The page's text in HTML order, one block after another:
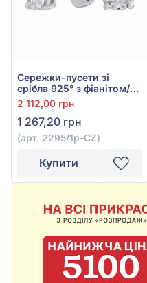
Сережки-пусети зі
срібла 925° з фіанітом/
куб.цирконієм, арт.
2295/1р-CZ
2 112,00 грн
1 267,20 грн
(арт. 2295/1р-CZ)
Купити